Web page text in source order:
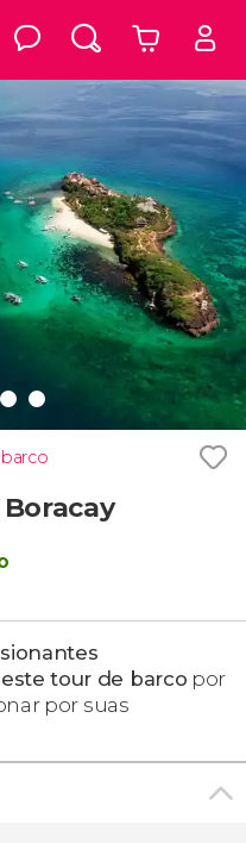
tour de barco por
por suas